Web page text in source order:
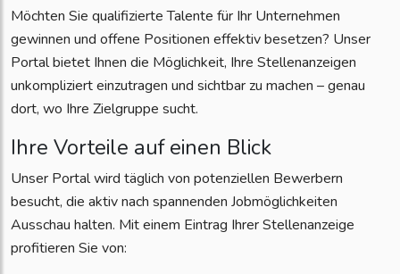
Möchten Sie qualifizierte Talente für Ihr Unternehmen
gewinnen und offene Positionen effektiv besetzen? Unser
Portal bietet Ihnen die Möglichkeit, Ihre Stellenanzeigen
unkompliziert einzutragen und sichtbar zu machen – genau
dort, wo Ihre Zielgruppe sucht.
Ihre Vorteile auf einen Blick
Unser Portal wird täglich von potenziellen Bewerbern
besucht, die aktiv nach spannenden Jobmöglichkeiten
Ausschau halten. Mit einem Eintrag Ihrer Stellenanzeige
profitieren Sie von: